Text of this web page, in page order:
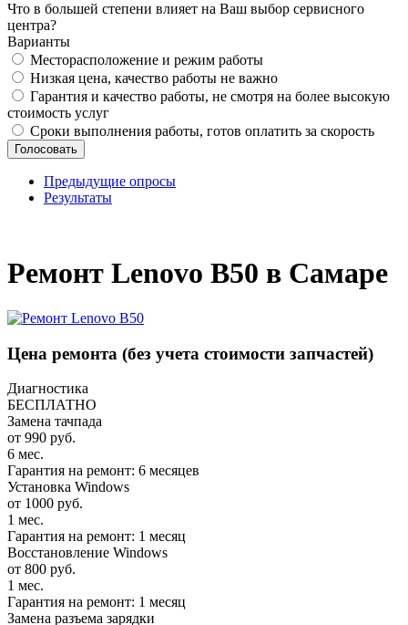
Что в большей степени влияет на Ваш выбор сервисного
центра?
Варианты
Месторасположение и режим работы
Низкая цена, качество работы не важно
Гарантия и качество работы, не смотря на более высокую
стоимость услуг
Сроки выполнения работы, готов оплатить за скорость
Предыдущие опросы
Результаты
Ремонт Lenovo B50 в Самаре
Цена ремонта (без учета стоимости запчастей)
Диагностика
БЕСПЛАТНО
Замена тачпада
от 990 руб.
6 мес.
Гарантия на ремонт: 6 месяцев
Установка Windows
от 1000 руб.
1 мес.
Гарантия на ремонт: 1 месяц
Восстановление Windows
от 800 руб.
1 мес.
Гарантия на ремонт: 1 месяц
Замена разъема зарядки